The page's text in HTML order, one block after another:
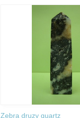
Zebra druzy quartz